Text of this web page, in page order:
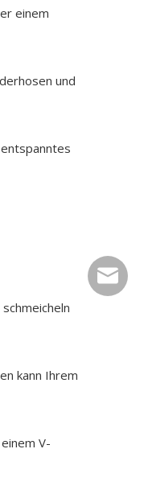
einem
und
kann Ihrem
V-